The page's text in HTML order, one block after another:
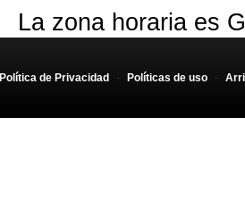
La zona horaria es
Política de Privacidad - Políticas de uso -